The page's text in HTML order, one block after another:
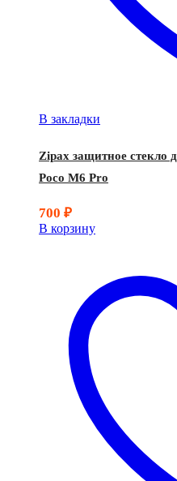
В закладки
Zipax защитное стекло
Poco M6 Pro
700 ₽
В корзину